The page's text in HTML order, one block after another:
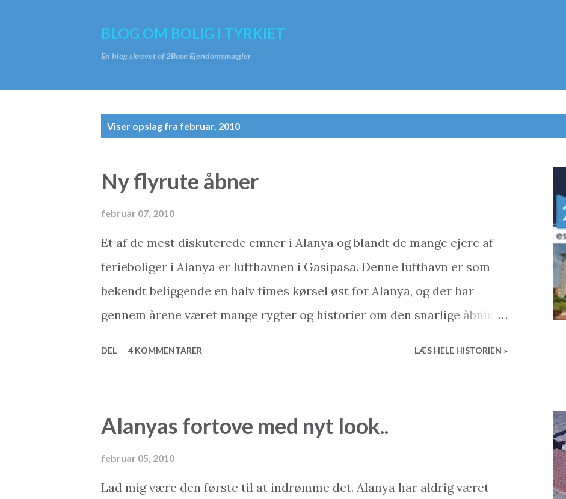
BLOG OM BOLIG I TYRKIET
En blog skrevet af 2Base Ejendomsmægler
Viser opslag fra februar, 2010
Ny flyrute åbner
februar 07, 2010
Et af de mest diskuterede emner i Alanya og blandt de mange ejere af
ferieboliger i Alanya er lufthavnen i Gasipasa. Denne lufthavn er som
bekendt beliggende en halv times kørsel øst for Alanya, og der har
gennem årene været mange rygter og historier om den snarlige åbning.
tilladt for størrere fly at lande – og tilladelsen har efterhånden været
lige på trapperne et pænt stykke tid. Men årets første måned har
alligevel bragt godt nyt på ”fly-siden”. Danske Cimber Sterling har
DEL 4 KOMMENTARER LÆS HELE HISTORIEN »
Alanyas fortove med nyt look..
februar 05, 2010
Lad mig være den første til at indrømme det. Alanya har aldrig været